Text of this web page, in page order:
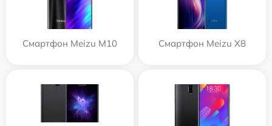
Смартфон Meizu M10 Смартфон Meizu X8